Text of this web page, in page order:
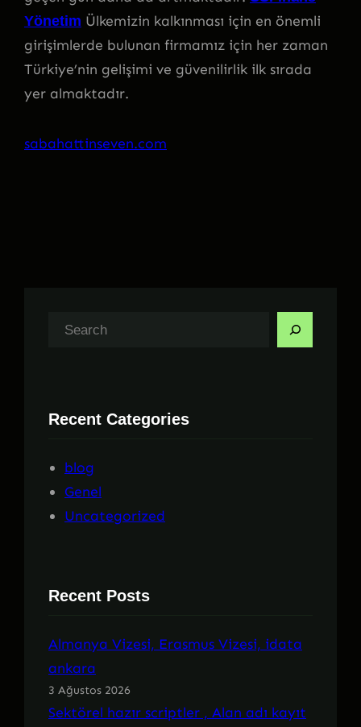
Yönetim Ülkemizin kalkınması için en önemli
girişimlerde bulunan firmamız için her zaman
Türkiye’nin gelişimi ve güvenilirlik ilk sırada
yer almaktadır.
sabahattinseven.com
Recent Categories
blog
Genel
Uncategorized
Recent Posts
Almanya Vizesi, Erasmus Vizesi, idata
ankara
3 Ağustos 2026
Sektörel hazır scriptler , Alan adı kayıt